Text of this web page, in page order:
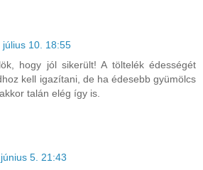
július 10. 18:55
hogy jól sikerült! A töltelék édességét
kell igazítani, de ha édesebb gyümölcs
talán elég így is.
5. 21:43